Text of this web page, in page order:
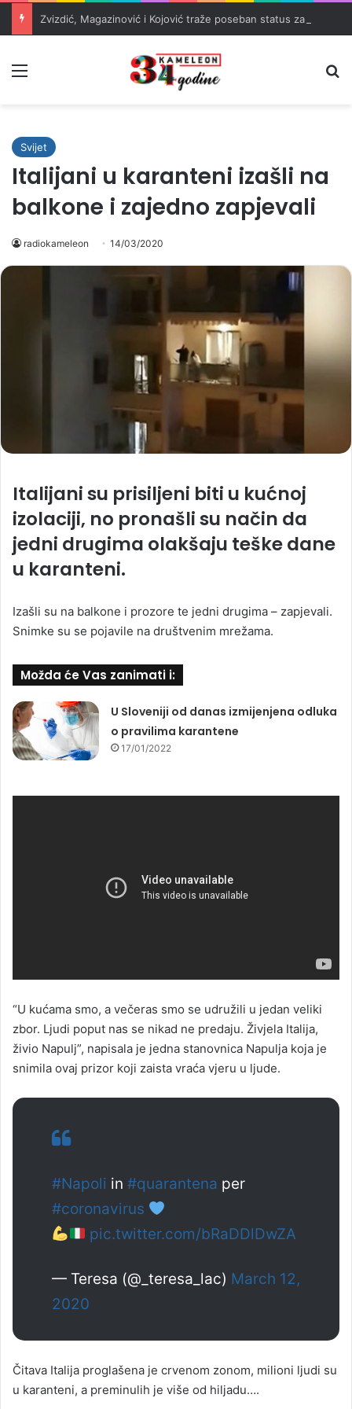
Svijet
Italijani u karanteni izašli na
balkone i zajedno zapjevali
radiokameleon 14/03/2020
Italijani su prisiljeni biti u kućnoj
izolaciji, no pronašli su način da
jedni drugima olakšaju teške dane
u karanteni.
Izašli su na balkone i prozore te jedni drugima – zapjevali.
Snimke su se pojavile na društvenim mrežama.
Možda će Vas zanimati i:
U Sloveniji od danas izmijenjena odluka
o pravilima karantene
17/01/2022
“U kućama smo, a večeras smo se udružili u jedan veliki
zbor. Ljudi poput nas se nikad ne predaju. Živjela Italija,
živio Napulj”, napisala je jedna stanovnica Napulja koja je
snimila ovaj prizor koji zaista vraća vjeru u ljude.
#Napoli in #quarantena per
#coronavirus
pic.twitter.com/bRaDDlDwZA
— Teresa (@_teresa_lac) March 12,
2020
Čitava Italija proglašena je crvenom zonom, milioni ljudi su
u karanteni, a preminulih je više od hiljadu….